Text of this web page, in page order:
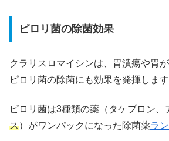
ピロリ菌の除菌効果
クラリスロマイシンは、胃潰瘍や胃
ピロリ菌の除菌にも効果を発揮します
ピロリ菌は3種類の薬（タケプロン、
ス）がワンパックになった除菌薬ラ